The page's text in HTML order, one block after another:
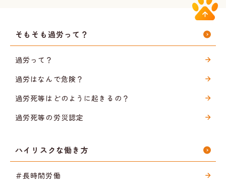
そもそも過労って？
過労って？
過労はなんで危険？
過労死等はどのように起きるの？
過労死等の労災認定
ハイリスクな働き方
＃長時間労働